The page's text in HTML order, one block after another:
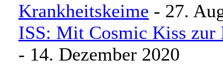
Krankheitskeime - 27.
ISS: Mit Cosmic Kiss zur
- 14. Dezember 2020